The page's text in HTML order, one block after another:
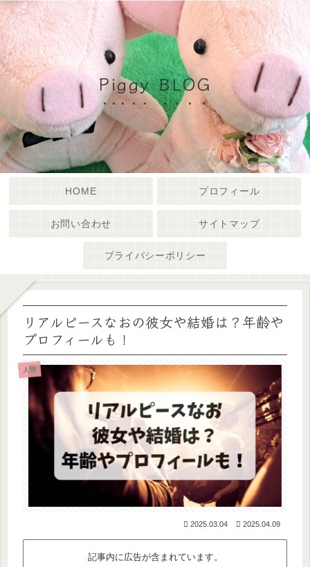
Piggy BLOG
HOME プロフィール
お問い合わせ サイトマップ
プライバシーポリシー
リアルピースなおの彼女や結婚は？年齢や
プロフィールも！
人物
2025.03.04 2025.04.09
記事内に広告が含まれています。